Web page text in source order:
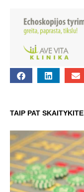
TAIP PAT SKAITYKITE